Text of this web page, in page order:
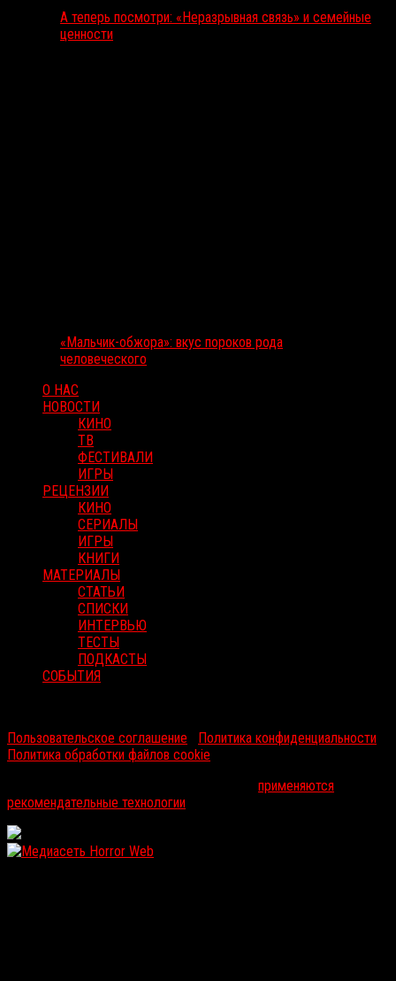
А теперь посмотри: «Неразрывная связь» и семейные
ценности
«Мальчик-обжора»: вкус пороков рода
человеческого
О НАС
НОВОСТИ
КИНО
ТВ
ФЕСТИВАЛИ
ИГРЫ
РЕЦЕНЗИИ
КИНО
СЕРИАЛЫ
ИГРЫ
КНИГИ
МАТЕРИАЛЫ
СТАТЬИ
СПИСКИ
ИНТЕРВЬЮ
ТЕСТЫ
ПОДКАСТЫ
СОБЫТИЯ
Пользовательское соглашение
Политика конфиденциальности
Политика обработки файлов cookie
применяются
рекомендательные технологии